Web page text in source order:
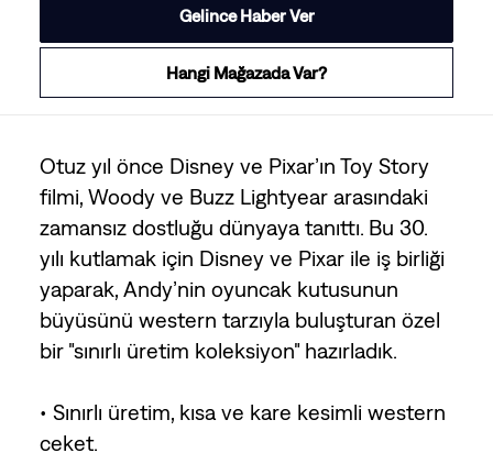
Gelince Haber Ver
Hangi Mağazada Var?
Otuz yıl önce Disney ve Pixar’ın Toy Story
filmi, Woody ve Buzz Lightyear arasındaki
zamansız dostluğu dünyaya tanıttı. Bu 30.
yılı kutlamak için Disney ve Pixar ile iş birliği
yaparak, Andy’nin oyuncak kutusunun
büyüsünü western tarzıyla buluşturan özel
bir "sınırlı üretim koleksiyon" hazırladık.
• Sınırlı üretim, kısa ve kare kesimli western
ceket.